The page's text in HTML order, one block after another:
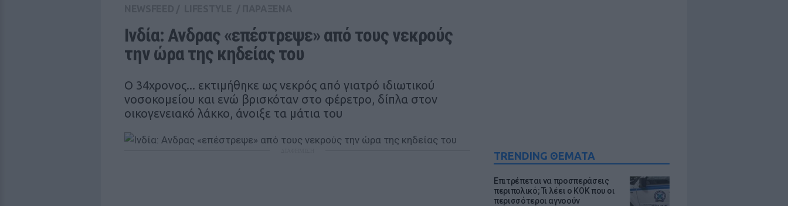
TRENDING ΘΕΜΑΤΑ
Επιτρέπεται να προσπεράσεις
περιπολικό; Τι λέει ο ΚΟΚ που οι
περισσότεροι αγνοούν
Ινδία: Ανδρας «επέστρεψε» από τους νεκρούς
την ώρα της κηδείας του
Ο 34χρονος... εκτιμήθηκε ως νεκρός από γιατρό ιδιωτικού
νοσοκομείου και ενώ βρισκόταν στο φέρετρο, δίπλα στον
οικογενειακό λάκκο, άνοιξε τα μάτια του